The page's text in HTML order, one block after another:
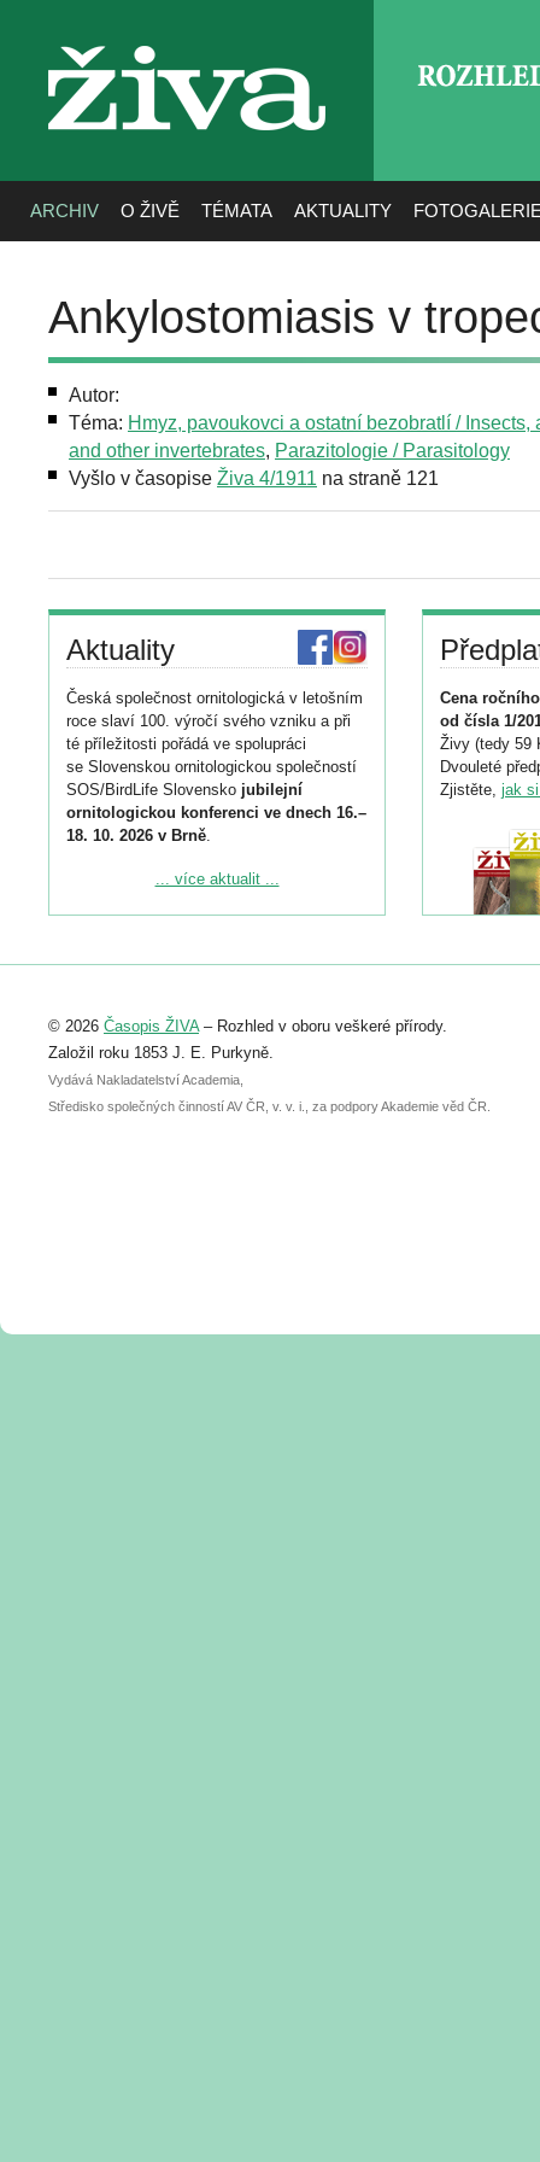
živa
ARCHIV O ŽIVĚ TÉMATA AKTUALITY
Ankylostomiasis v
Autor:
Téma: Hmyz, pavoukovci a ostatní bezobratlí / Insects,
and other invertebrates, Parazitologie / Parasitology
Vyšlo v časopise Živa 4/1911 na straně 121
Aktuality
Česká společnost ornitologická v letošním
roce slaví 100. výročí svého vzniku a při
té příležitosti pořádá ve spolupráci
se Slovenskou ornitologickou společností
SOS/BirdLife Slovensko jubilejní
ornitologickou konferenci ve dnech 16.–
18. 10. 2026 v Brně.
Podrobnější informace ke konferenci
Registrovat se můžete do 6. září.
abstraktu přihlášené přednášky nebo
posteru je už 30. června.
... více aktualit ...
Cena
od čísla 1/
Živy (tedy 59
Dvouleté
Zjistěte, jak
© 2026 Časopis ŽIVA– Rozhled v oboru veškeré přírody.
Založil roku 1853 J. E. Purkyně.
Vydává Nakladatelství Academia,
Středisko společných činností AV ČR, v. v. i., za podpory Akademie věd ČR.